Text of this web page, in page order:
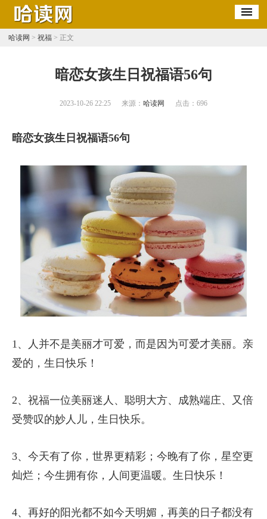
哈读网 > 祝福> 正文
​暗恋女孩生日祝福语56句
2023-10-26 22:25 来源： 哈读网 点击： 696
暗恋女孩生日祝福语56句
1、人并不是美丽才可爱，而是因为可爱才美丽。亲
爱的，生日快乐！
2、祝福一位美丽迷人、聪明大方、成熟端庄、又倍
受赞叹的妙人儿，生日快乐。
3、今天有了你，世界更精彩；今晚有了你，星空更
灿烂；今生拥有你，人间更温暖。生日快乐！
4、再好的阳光都不如今天明媚，再美的日子都没有